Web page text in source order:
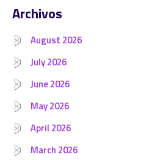
Archivos
August 2026
July 2026
June 2026
May 2026
April 2026
March 2026